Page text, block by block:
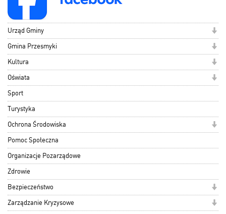
Urząd Gminy
Gmina Przesmyki
Kultura
Oświata
Sport
Turystyka
Ochrona Środowiska
Pomoc Społeczna
Organizacje Pozarządowe
Zdrowie
Bezpieczeństwo
Zarządzanie Kryzysowe